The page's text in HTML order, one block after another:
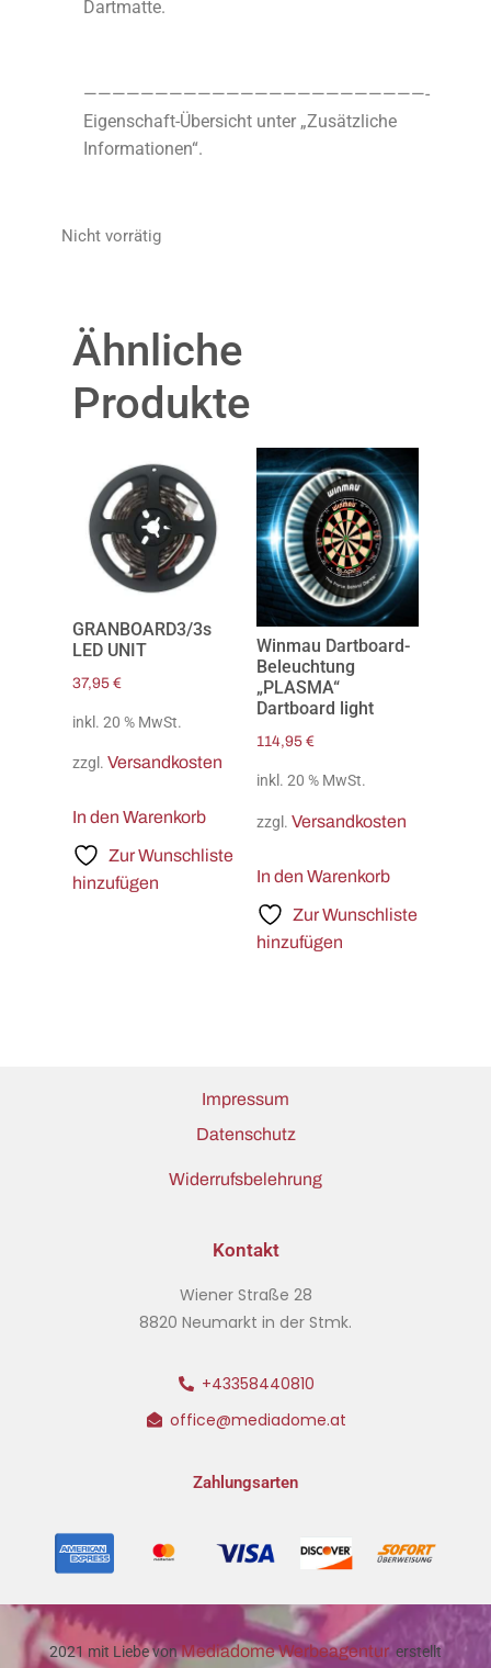
Dartmatte.
————————————————————————-
Eigenschaft-Übersicht unter „Zusätzliche
Informationen“.
Nicht vorrätig
Ähnliche
Produkte
GRANBOARD3/3s
LED UNIT
37,95 €
inkl. 20 % MwSt.
zzgl. Versandkosten
In den Warenkorb
Zur Wunschliste
hinzufügen
Winmau Dartboard-
Beleuchtung
„PLASMA“
Dartboard light
114,95 €
inkl. 20 % MwSt.
zzgl. Versandkosten
In den Warenkorb
Zur Wunschliste
hinzufügen
Impressum
Datenschutz
Widerrufsbelehrung
Kontakt
Wiener Straße 28
8820 Neumarkt in der Stmk.
+43358440810
office@mediadome.at
Zahlungsarten
2021 mit Liebe vonMediadome Werbeagentur erstellt